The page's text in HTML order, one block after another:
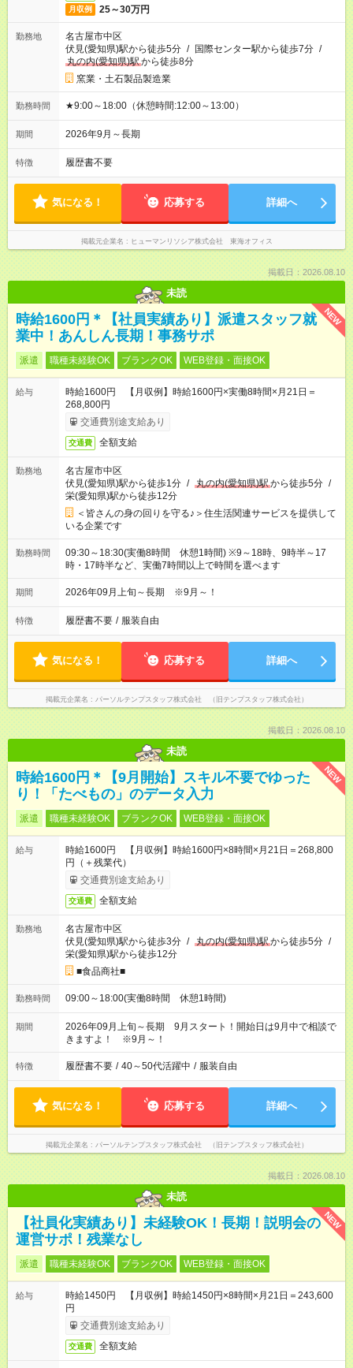
月収例 25～30万円
勤務地
名古屋市中区
伏見(愛知県)駅から徒歩5分 / 国際センター駅から徒歩7分 /
丸の内(愛知県)駅から徒歩8分
窯業・土石製品製造業
勤務時間 ★9:00～18:00（休憩時間:12:00～13:00）
期間 2026年9月～長期
特徴 履歴書不要
気になる！ 応募する 詳細へ
掲載元企業名 ヒューマンリソシア株式会社 東海オフィス
掲載日：2026.08.10
未読
NEW
時給1600円＊【社員実績あり】派遣スタッフ就
業中！あんしん長期！事務サポ
派遣 職種未経験OK ブランクOK WEB登録・面接OK
給与
時給1600円 【月収例】時給1600円×実働8時間×月21日＝
268,800円
交通費別途支給あり
交通費 全額支給
勤務地
名古屋市中区
伏見(愛知県)駅から徒歩1分 / 丸の内(愛知県)駅から徒歩5分 /
栄(愛知県)駅から徒歩12分
＜皆さんの身の回りを守る♪＞住生活関連サービスを提供して
いる企業です
勤務時間
09:30～18:30(実働8時間 休憩1時間) ※9～18時、9時半～17
時・17時半など、実働7時間以上で時間を選べます
期間 2026年09月上旬～長期 ※9月～！
特徴 履歴書不要 / 服装自由
気になる！ 応募する 詳細へ
掲載元企業名 パーソルテンプスタッフ株式会社 （旧テンプスタッフ株式会社）
掲載日：2026.08.10
未読
NEW
時給1600円＊【9月開始】スキル不要でゆった
り！「たべもの」のデータ入力
派遣 職種未経験OK ブランクOK WEB登録・面接OK
給与
時給1600円 【月収例】時給1600円×8時間×月21日＝268,800
円（＋残業代）
交通費別途支給あり
交通費 全額支給
勤務地
名古屋市中区
伏見(愛知県)駅から徒歩3分 / 丸の内(愛知県)駅から徒歩5分 /
栄(愛知県)駅から徒歩12分
■食品商社■
勤務時間 09:00～18:00(実働8時間 休憩1時間)
期間
2026年09月上旬～長期 9月スタート！開始日は9月中で相談で
きますよ！ ※9月～！
特徴 履歴書不要 / 40～50代活躍中 / 服装自由
気になる！ 応募する 詳細へ
掲載元企業名 パーソルテンプスタッフ株式会社 （旧テンプスタッフ株式会社）
掲載日：2026.08.10
未読
NEW
【社員化実績あり】未経験OK！長期！説明会の
運営サポ！残業なし
派遣 職種未経験OK ブランクOK WEB登録・面接OK
給与
時給1450円 【月収例】時給1450円×8時間×月21日＝243,600
円
交通費別途支給あり
交通費 全額支給